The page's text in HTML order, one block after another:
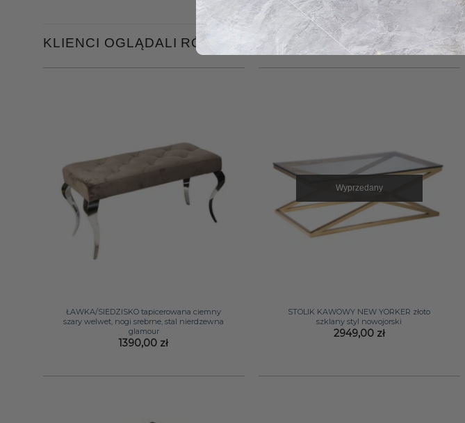
KLIENCI OGLĄDALI RÓWNIEŻ
ŁAWKA/SIEDZISKO tapicerowana ciemny
szary welwet, nogi srebrne, stal nierdzewna
glamour
1390,00 zł
Wyprzedany
STOLIK KAWOWY NEW YORKER złoto
szklany styl nowojorski
2949,00 zł